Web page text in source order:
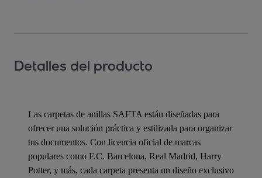
Detalles del producto
Las carpetas de anillas SAFTA están diseñadas para
ofrecer una solución práctica y estilizada para organizar
tus documentos. Con licencia oficial de marcas
populares como F.C. Barcelona, Real Madrid, Harry
Potter, y más, cada carpeta presenta un diseño exclusivo